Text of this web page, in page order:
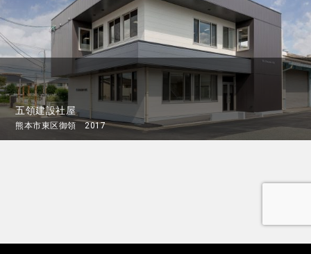
五領建設社屋
熊本市東区御領 2017